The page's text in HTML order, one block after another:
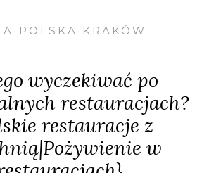
POLSKA KRAKÓW
wyczekiwać po
restauracjach?
restauracje z
w